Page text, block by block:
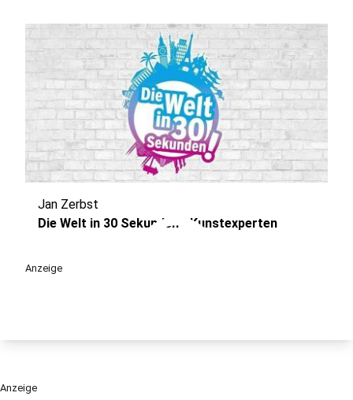
play_circle
Jan Zerbst
Die Welt in 30 Sekunden - Kunstexperten
Anzeige
Anzeige